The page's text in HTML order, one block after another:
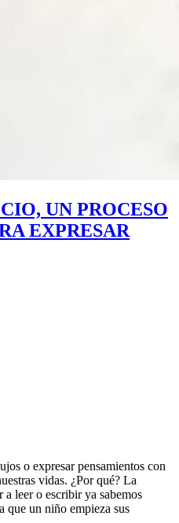
UN PROCESO
EXPRESAR
o expresar pensamientos con
vidas. ¿Por qué? La
a leer o escribir ya sabemos
que un niño empieza sus